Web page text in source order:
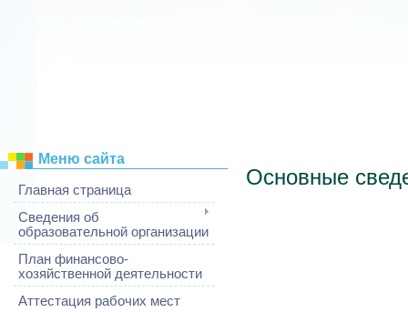
Меню сайта
Главная страница
Сведения об
образовательной организации
План финансово-
хозяйственной деятельности
Аттестация рабочих мест
Основные